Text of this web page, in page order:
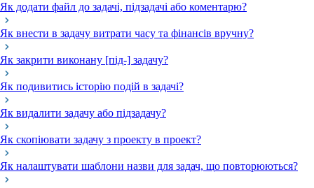
Як додати файл до задачі, підзадачі або коментарю?
Як внести в задачу витрати часу та фінансів вручну?
Як закрити виконану [під-] задачу?
Як подивитись історію подій в задачі?
Як видалити задачу або підзадачу?
Як скопіювати задачу з проекту в проект?
Як налаштувати шаблони назви для задач, що повторюються?